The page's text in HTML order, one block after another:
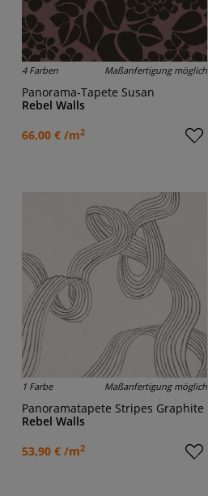
4 Farben Maßanfertigung möglich
Panorama-Tapete Susan
Rebel Walls
66,00 € /m2
1 Farbe Maßanfertigung möglich
Panoramatapete Stripes Graphite
Rebel Walls
53,90 € /m2